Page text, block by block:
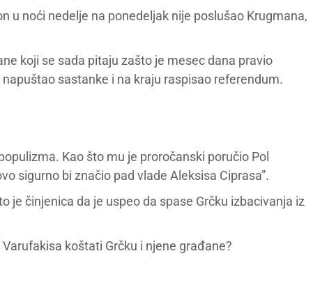
u noći nedelje na ponedeljak nije poslušao Krugmana,
koji se sada pitaju zašto je mesec dana pravio
sastanke i na kraju raspisao referendum.
Kao što mu je proročanski poručio Pol
sigurno bi značio pad vlade Aleksisa Ciprasa”.
je činjenica da je uspeo da spase Grčku izbacivanja iz
koštati Grčku i njene građane?